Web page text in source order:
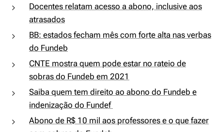
Docentes relatam acesso a abono, inclusive aos
atrasados
BB: estados fecham mês com forte alta nas verbas
do Fundeb
CNTE mostra quem pode estar no rateio de
sobras do Fundeb em 2021
Saiba quem tem direito ao abono do Fundeb e
indenização do Fundef
Abono de R$ 10 mil aos professores e o que fazer